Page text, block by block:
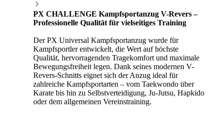
PX CHALLENGE Kampfsportanzug V-Revers –
Professionelle Qualität für vielseitiges Training
Der PX Universal Kampfsportanzug wurde für
Kampfsportler entwickelt, die Wert auf höchste
Qualität, hervorragenden Tragekomfort und maximale
Bewegungsfreiheit legen. Dank seines modernen V-
Revers-Schnitts eignet sich der Anzug ideal für
zahlreiche Kampfsportarten – vom Taekwondo über
Karate bis hin zu Selbstverteidigung, Ju-Jutsu, Hapkido
oder dem allgemeinen Vereinstraining.